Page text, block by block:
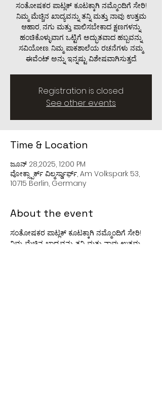
ಸಂತೋಷಕರ ಪಾಟ್ಲಕ್ ಕೂಟಕ್ಕಾಗಿ ನಮ್ಮೊಂದಿಗೆ ಸೇರಿ!
ನಿಮ್ಮ ಮೆಚ್ಚಿನ ಖಾದ್ಯವನ್ನು ತನ್ನಿ ಮತ್ತು ನಾವು ಉತ್ತಮ
ಆಹಾರ, ನಗು ಮತ್ತು ಪಾಲಿಸಬೇಕಾದ ಕ್ಷಣಗಳನ್ನು
ಹಂಚಿಕೊಳ್ಳುವಾಗ ಒಟ್ಟಿಗೆ ಅದ್ಭುತವಾದ ಹಬ್ಬವನ್ನು
ಸವಿಯೋಣ. ನಿಮ್ಮ ಪಾಕಶಾಲೆಯ ರಚನೆಗಳು ನಮ್ಮ
ಈವೆಂಟ್ ಅನ್ನು ಇನ್ನಷ್ಟು ವಿಶೇಷವಾಗಿಸುತ್ತದೆ.
Registration is closed
See other events
Time & Location
ಜೂನ್ 28,2025, 12:00 PM
ವೋಕ್ಸ್ಪಾರ್ಕ್ ವಿಲ್ಮರ್ಸ್ಡಾರ್ಫ್, Am Volkspark 53,
10715 Berlin, Germany
About the event
ಸಂತೋಷಕರ ಪಾಟ್ಲಕ್ ಕೂಟಕ್ಕಾಗಿ ನಮ್ಮೊಂದಿಗೆ ಸೇರಿ!
ನಿಮ್ಮ ಮೆಚ್ಚಿನ ಖಾದ್ಯವನ್ನು ತನ್ನಿ ಮತ್ತು ನಾವು ಉತ್ತಮ